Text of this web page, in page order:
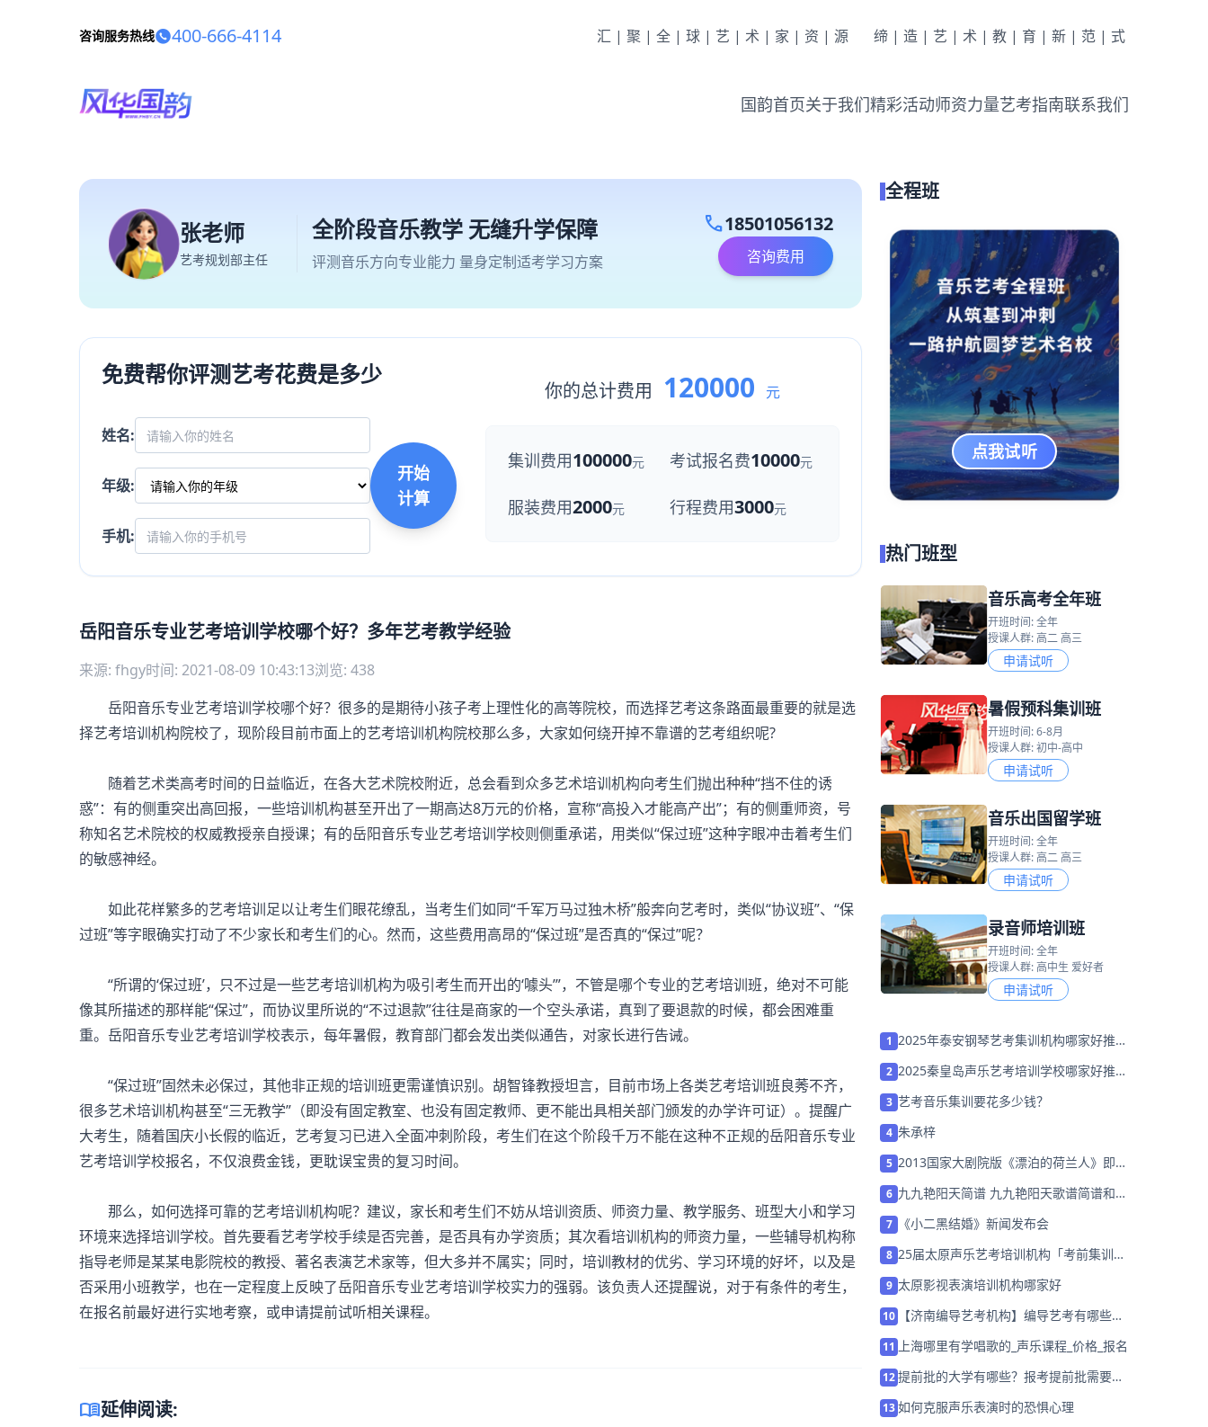
咨询服务热线 400-666-4114 汇|聚|全|球|艺|术|家|资|源 缔|造|艺|术|教|育|新|范|式
国韵首页关于我们精彩活动师资力量艺考指南联系我们
张老师
艺考规划部主任
全阶段音乐教学 无缝升学保障
评测音乐方向专业能力 量身定制适考学习方案
call18501056132
咨询费用
免费帮你评测艺考花费是多少
姓名:
年级:
手机:
开始
计算
你的总计费用 120000 元
集训费用100000元 考试报名费10000元
服装费用2000元 行程费用3000元
岳阳音乐专业艺考培训学校哪个好？多年艺考教学经验
来源: fhgy时间: 2021-08-09 10:43:13浏览: 438
岳阳音乐专业艺考培训学校哪个好？很多的是期待小孩子考上理性化的高等院校，而选择艺考这条路面最重要的就是选
择艺考培训机构院校了，现阶段目前市面上的艺考培训机构院校那么多，大家如何绕开掉不靠谱的艺考组织呢?
随着艺术类高考时间的日益临近，在各大艺术院校附近，总会看到众多艺术培训机构向考生们抛出种种“挡不住的诱
惑”：有的侧重突出高回报，一些培训机构甚至开出了一期高达8万元的价格，宣称“高投入才能高产出”；有的侧重师资，号
称知名艺术院校的权威教授亲自授课；有的岳阳音乐专业艺考培训学校则侧重承诺，用类似“保过班”这种字眼冲击着考生们
的敏感神经。
如此花样繁多的艺考培训足以让考生们眼花缭乱，当考生们如同“千军万马过独木桥”般奔向艺考时，类似“协议班”、“保
过班”等字眼确实打动了不少家长和考生们的心。然而，这些费用高昂的“保过班”是否真的“保过”呢？
“所谓的‘保过班’，只不过是一些艺考培训机构为吸引考生而开出的‘噱头’”，不管是哪个专业的艺考培训班，绝对不可能
像其所描述的那样能“保过”，而协议里所说的“不过退款”往往是商家的一个空头承诺，真到了要退款的时候，都会困难重
重。岳阳音乐专业艺考培训学校表示，每年暑假，教育部门都会发出类似通告，对家长进行告诫。
“保过班”固然未必保过，其他非正规的培训班更需谨慎识别。胡智锋教授坦言，目前市场上各类艺考培训班良莠不齐，
很多艺术培训机构甚至“三无教学”（即没有固定教室、也没有固定教师、更不能出具相关部门颁发的办学许可证）。提醒广
大考生，随着国庆小长假的临近，艺考复习已进入全面冲刺阶段，考生们在这个阶段千万不能在这种不正规的岳阳音乐专业
艺考培训学校报名，不仅浪费金钱，更耽误宝贵的复习时间。
那么，如何选择可靠的艺考培训机构呢？建议，家长和考生们不妨从培训资质、师资力量、教学服务、班型大小和学习
环境来选择培训学校。首先要看艺考学校手续是否完善，是否具有办学资质；其次看培训机构的师资力量，一些辅导机构称
指导老师是某某电影院校的教授、著名表演艺术家等，但大多并不属实；同时，培训教材的优劣、学习环境的好坏，以及是
否采用小班教学，也在一定程度上反映了岳阳音乐专业艺考培训学校实力的强弱。该负责人还提醒说，对于有条件的考生，
在报名前最好进行实地考察，或申请提前试听相关课程。
menu_book延伸阅读:
全程班
点我试听
热门班型
音乐高考全年班
开班时间: 全年
授课人群: 高二 高三
申请试听
暑假预科集训班
开班时间: 6-8月
授课人群: 初中-高中
申请试听
音乐出国留学班
开班时间: 全年
授课人群: 高二 高三
申请试听
录音师培训班
开班时间: 全年
授课人群: 高中生 爱好者
申请试听
1 2025年泰安钢琴艺考集训机构哪家好推荐
2 2025秦皇岛声乐艺考培训学校哪家好推荐
3 艺考音乐集训要花多少钱？
4 朱承梓
5 2013国家大剧院版《漂泊的荷兰人》即将
6 九九艳阳天简谱 九九艳阳天歌谱简谱和歌
7 《小二黑结婚》新闻发布会
8 25届太原声乐艺考培训机构「考前集训营
9 太原影视表演培训机构哪家好
10
【济南编导艺考机构】编导艺考有哪些要
11 上海哪里有学唱歌的_声乐课程_价格_报名
12提前批的大学有哪些？报考提前批需要注
13如何克服声乐表演时的恐惧心理